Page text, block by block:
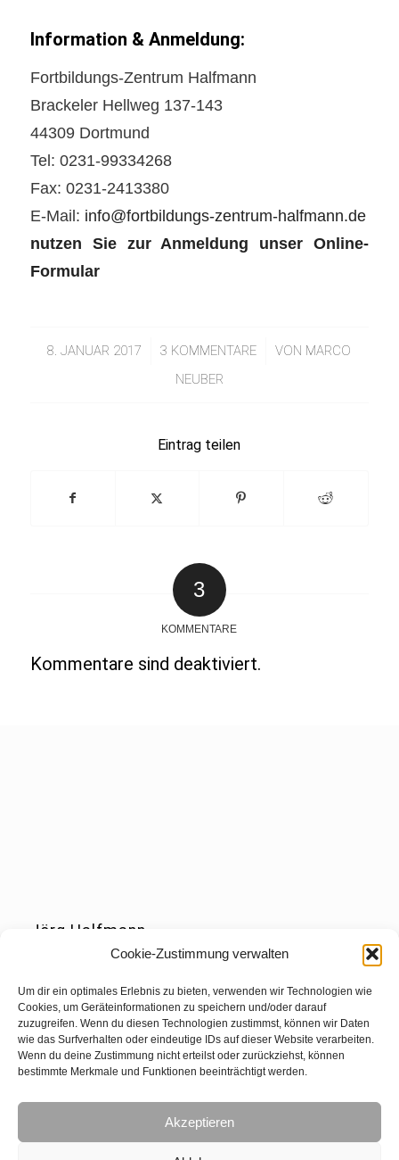
Cookie-Zustimmung verwalten
Um dir ein optimales Erlebnis zu bieten, verwenden wir Technologien wie
Cookies, um Geräteinformationen zu speichern und/oder darauf
zuzugreifen. Wenn du diesen Technologien zustimmst, können wir Daten
wie das Surfverhalten oder eindeutige IDs auf dieser Website verarbeiten.
Wenn du deine Zustimmung nicht erteilst oder zurückziehst, können
bestimmte Merkmale und Funktionen beeinträchtigt werden.
Akzeptieren
Information & Anmeldung:
Fortbildungs-Zentrum Halfmann
Brackeler Hellweg 137-143
44309 Dortmund
Tel: 0231-99334268
Fax: 0231-2413380
E-Mail: info@fortbildungs-zentrum-halfmann.de
nutzen Sie zur Anmeldung unserOnline-
Formular
8. JANUAR 2017
/ 3 KOMMENTARE
/ VON MARCO
NEUBER
Eintrag teilen
3
KOMMENTARE
Kommentare sind deaktiviert.
Jörg Halfmann
Zeche Scharnhorst 16
44328 Dortmund
Tel.: 0231-99334268
Fax: 0231-2413380
info@joerghalfmann.de